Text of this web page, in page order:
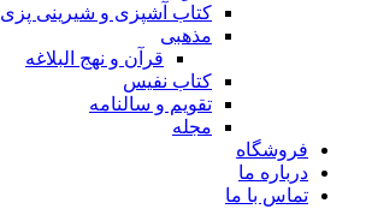
کتاب آشپزی و شیرینی پزی
مذهبی
قرآن و نهج البلاغه
کتاب نفیس
تقویم و سالنامه
مجله
فروشگاه
درباره ما
تماس با ما